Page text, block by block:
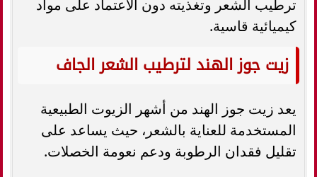
ترطيب الشعر وتغذيته دون الاعتماد على مواد
كيميائية قاسية.
زيت جوز الهند لترطيب الشعر الجاف
يعد زيت جوز الهند من أشهر الزيوت الطبيعية
المستخدمة للعناية بالشعر، حيث يساعد على
تقليل فقدان الرطوبة ودعم نعومة الخصلات.